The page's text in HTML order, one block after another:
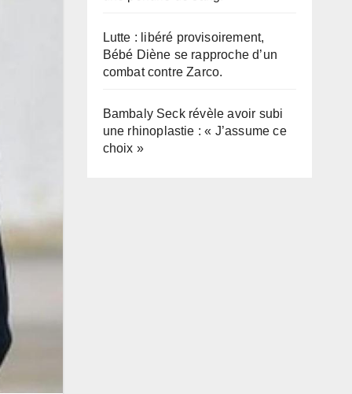
Lutte : libéré provisoirement,
Bébé Diène se rapproche d’un
combat contre Zarco.
Bambaly Seck révèle avoir subi
une rhinoplastie : « J’assume ce
choix »